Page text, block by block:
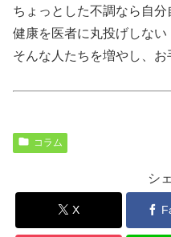
ちょっとした不調なら自分
健康を医者に丸投げしない
そんな人たちを増やし、お
コラム
シ
X